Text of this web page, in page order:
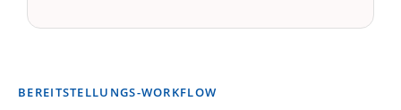
BEREITSTELLUNGS-WORKFLOW